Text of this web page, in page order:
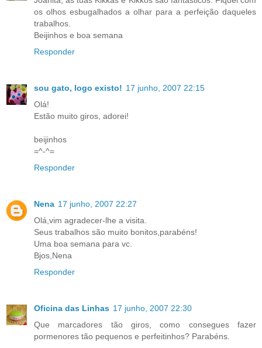
os olhos esbugalhados a olhar para a perfeição daqueles
trabalhos.
Beijinhos e boa semana
Responder
sou gato, logo existo! 17 junho, 2007 22:15
Olá!
Estão muito giros, adorei!
beijinhos
=^-^=
Responder
Nena 17 junho, 2007 22:27
Olá,vim agradecer-lhe a visita.
Seus trabalhos são muito bonitos,parabéns!
Uma boa semana para vc.
Bjos,Nena
Responder
Oficina das Linhas 17 junho, 2007 22:30
Que marcadores tão giros, como consegues fazer
pormenores tão pequenos e perfeitinhos? Parabéns.